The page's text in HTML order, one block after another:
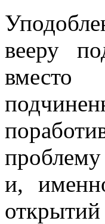
вееру
вместо
и,
открытий